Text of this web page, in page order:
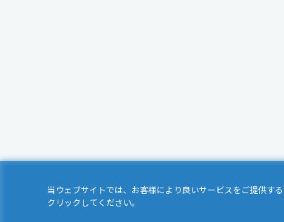
当ウェブサイトでは、お客様により良いサービスをご提供す
クリックしてください。